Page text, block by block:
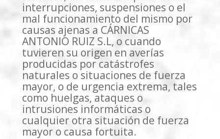
interrupciones, suspensiones o el
mal funcionamiento del mismo por
causas ajenas a CÁRNICAS
ANTONIO RUIZ S.L, o cuando
tuvieren su origen en averías
producidas por catástrofes
naturales o situaciones de fuerza
mayor, o de urgencia extrema, tales
como huelgas, ataques o
intrusiones informáticas o
cualquier otra situación de fuerza
mayor o causa fortuita.